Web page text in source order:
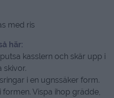
med ris
här:
kasslern och skär upp i
skivor.
i en ugnssäker form.
Vispa ihop grädde,